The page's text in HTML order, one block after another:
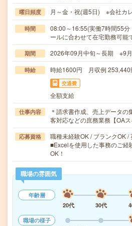
曜日頻度 月～金・祝(週5日) ※会社カ
時間
08:00～16:55(実働7時間55
ールに合わせて在宅勤務可能
期間 2026年09月中旬～長期 ※9月
時給 時給1600円 月収例 253,440
交通費
全額支給
仕事内容
＊請求書作成、売上データ
客対応などの庶務業務【OA
応募資格
職種未経験OK / ブランクOK /
■Excelを使用した事務のご経
OK！
職場の雰囲気
年齢層
20代
30代
職場の様子